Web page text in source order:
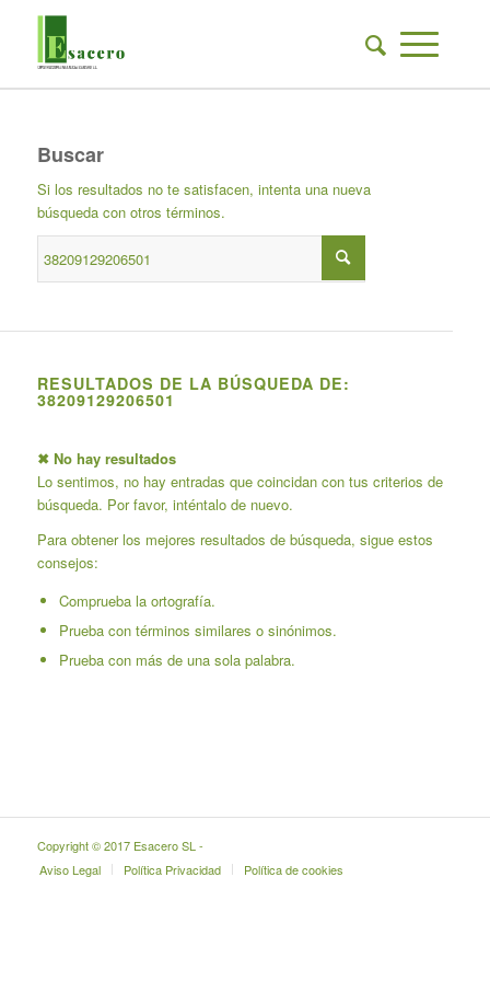
Buscar
Si los resultados no te satisfacen, intenta una nueva
búsqueda con otros términos.
RESULTADOS DE LA BÚSQUEDA DE:
38209129206501
✖ No hay resultados
Lo sentimos, no hay entradas que coincidan con tus criterios de
búsqueda. Por favor, inténtalo de nuevo.
Para obtener los mejores resultados de búsqueda, sigue estos
consejos:
Comprueba la ortografía.
Prueba con términos similares o sinónimos.
Prueba con más de una sola palabra.
Copyright © 2017 Esacero SL -
Aviso Legal
Política Privacidad Política de cookies